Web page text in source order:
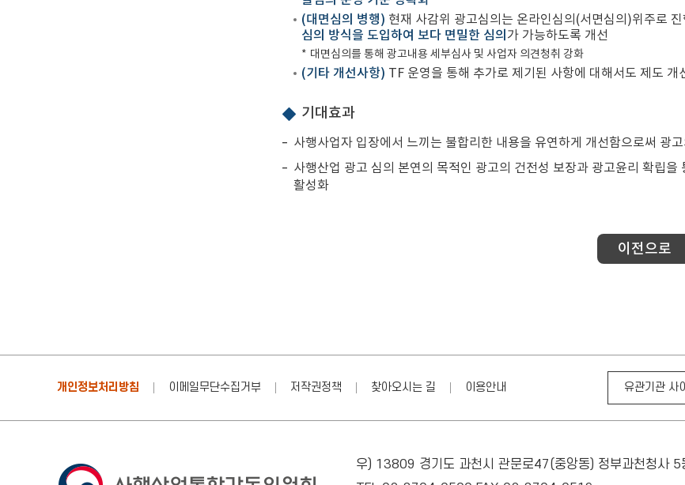
(대면심의 병행) 현재 사감위 광고심의는 온라인심의(서면심의)위주로
심의 방식을 도입하여 보다 면밀한 심의 가 가능하도록 개선
* 대면심의를 통해 광고내용 세부심사 및 사업자 의견청취 강화
(기타 개선사항) TF 운영을 통해 추가로 제기된 사항에 대해서도 제도 개
기대효과
사행사업자 입장에서 느끼는 불합리한 내용을 유연하게 개선함으로써 광
사행산업 광고 심의 본연의 목적인 광고의 건전성 보장과 광고윤리 확립
활성화
이전으로
개인정보처리방침 이메일무단수집거부 저작권정책 찾아오시는 길 이용안내
우) 13809 경기도 과천시 관문로47(중앙동) 정부과천청사 5